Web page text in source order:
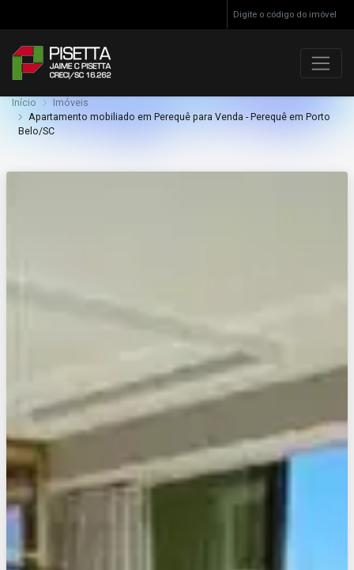
Início
Imóveis
Apartamento mobiliado em Perequê para Venda - Perequê em Porto
Belo/SC